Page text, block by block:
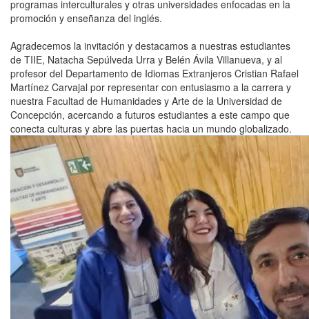
programas interculturales y otras universidades enfocadas en la
promoción y enseñanza del inglés.
Agradecemos la invitación y destacamos a nuestras estudiantes
de TIIE, Natacha Sepúlveda Urra y Belén Ávila Villanueva, y al
profesor del Departamento de Idiomas Extranjeros Cristian Rafael
Martínez Carvajal por representar con entusiasmo a la carrera y
nuestra Facultad de Humanidades y Arte de la Universidad de
Concepción, acercando a futuros estudiantes a este campo que
conecta culturas y abre las puertas hacia un mundo globalizado.